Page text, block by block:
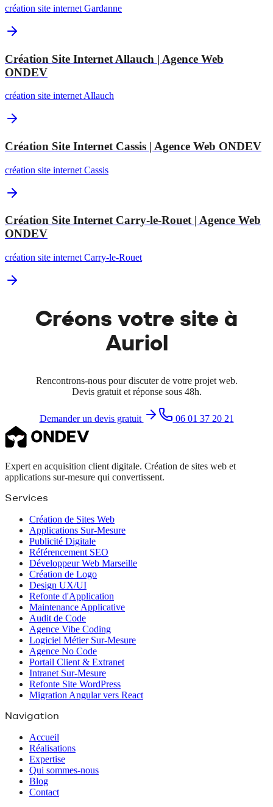
création site internet Gardanne
Création Site Internet Allauch | Agence Web
ONDEV
création site internet Allauch
Création Site Internet Cassis | Agence Web ONDEV
création site internet Cassis
Création Site Internet Carry-le-Rouet | Agence Web
ONDEV
création site internet Carry-le-Rouet
Créons votre site à
Auriol
Rencontrons-nous pour discuter de votre projet web.
Devis gratuit et réponse sous 48h.
Demander un devis gratuit 06 01 37 20 21
Expert en acquisition client digitale. Création de sites web et
applications sur-mesure qui convertissent.
Services
Création de Sites Web
Applications Sur-Mesure
Publicité Digitale
Référencement SEO
Développeur Web Marseille
Création de Logo
Design UX/UI
Refonte d'Application
Maintenance Applicative
Audit de Code
Agence Vibe Coding
Logiciel Métier Sur-Mesure
Agence No Code
Portail Client & Extranet
Intranet Sur-Mesure
Refonte Site WordPress
Migration Angular vers React
Navigation
Accueil
Réalisations
Expertise
Qui sommes-nous
Blog
Contact